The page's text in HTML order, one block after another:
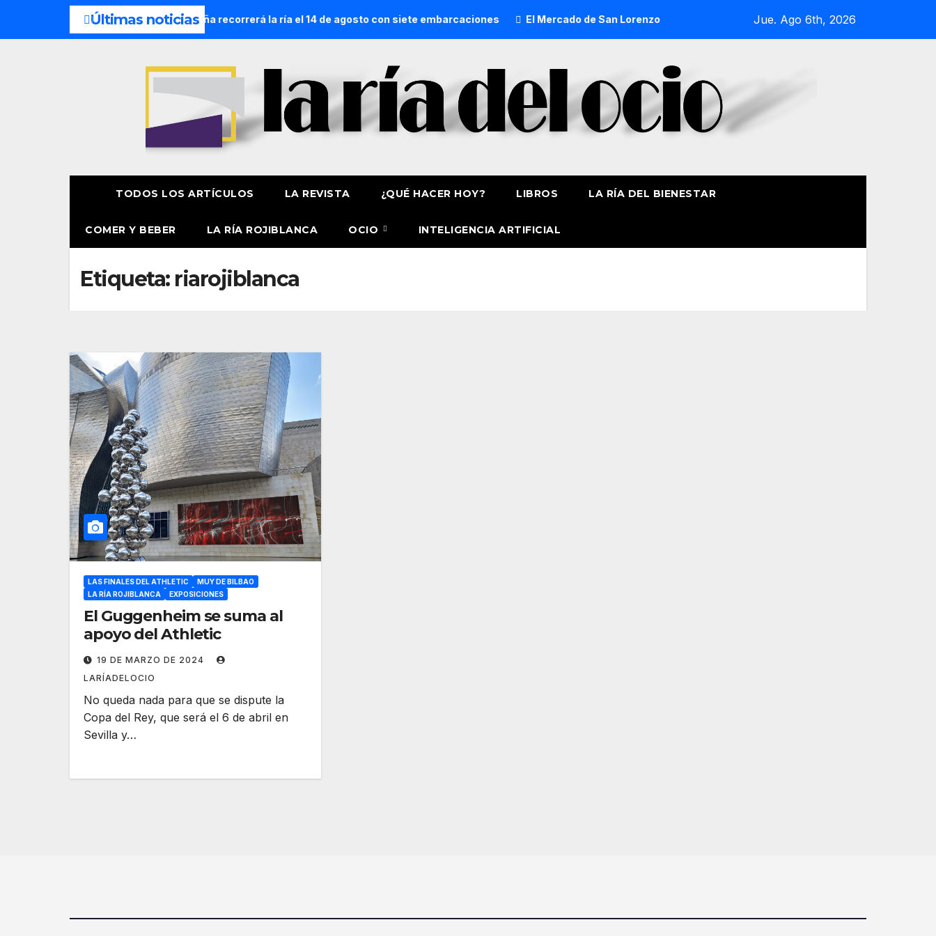
Últimas noticias
Náutica de la Amatxu de Begoña recorrerá la ría el 14 de agosto con siete embarcaciones El Mercado de San Lorenzo de Getxo reunirá a más de 50 productores del País Vasco
Jue. Ago 6th, 2026
TODOS LOS ARTÍCULOS LA REVISTA ¿QUÉ HACER HOY? LIBROS LA RÍA DEL BIENESTAR
COMER Y BEBER LA RÍA ROJIBLANCA OCIO INTELIGENCIA ARTIFICIAL
Etiqueta: riarojiblanca
LAS FINALES DEL ATHLETIC
MUY DE BILBAO
LA RÍA ROJIBLANCA
EXPOSICIONES
El Guggenheim se suma al
apoyo del Athletic
19 DE MARZO DE 2024
LARÍADELOCIO
No queda nada para que se dispute la
Copa del Rey, que será el 6 de abril en
Sevilla y…